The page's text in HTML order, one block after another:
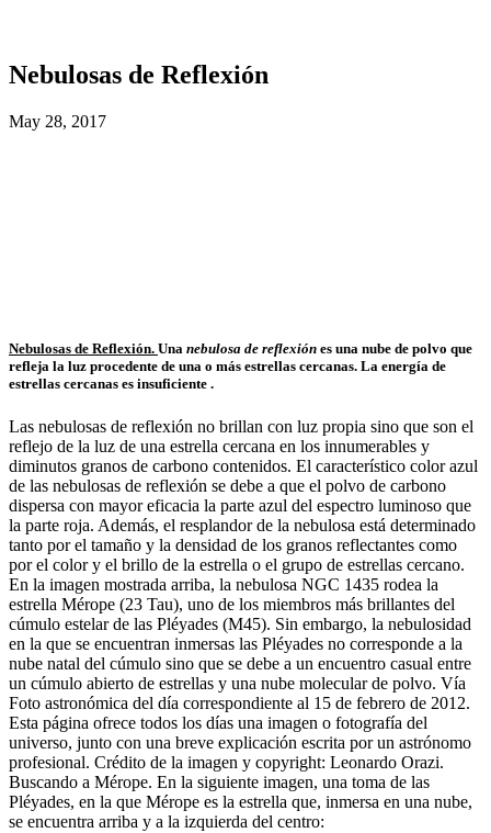
Nebulosas de Reflexión
May 28, 2017
Nebulosas de Reflexión. Una nebulosa de reflexión es una nube de polvo que
refleja la luz procedente de una o más estrellas cercanas. La energía de
estrellas cercanas es insuficiente .
Las nebulosas de reflexión no brillan con luz propia sino que son el
reflejo de la luz de una estrella cercana en los innumerables y
diminutos granos de carbono contenidos. El característico color azul
de las nebulosas de reflexión se debe a que el polvo de carbono
dispersa con mayor eficacia la parte azul del espectro luminoso que
la parte roja. Además, el resplandor de la nebulosa está determinado
tanto por el tamaño y la densidad de los granos reflectantes como
por el color y el brillo de la estrella o el grupo de estrellas cercano.
En la imagen mostrada arriba, la nebulosa NGC 1435 rodea la
estrella Mérope (23 Tau), uno de los miembros más brillantes del
cúmulo estelar de las Pléyades (M45). Sin embargo, la nebulosidad
en la que se encuentran inmersas las Pléyades no corresponde a la
nube natal del cúmulo sino que se debe a un encuentro casual entre
un cúmulo abierto de estrellas y una nube molecular de polvo. Vía
Foto astronómica del día correspondiente al 15 de febrero de 2012.
Esta página ofrece todos los días una imagen o fotografía del
universo, junto con una breve explicación escrita por un astrónomo
profesional. Crédito de la imagen y copyright: Leonardo Orazi.
Buscando a Mérope. En la siguiente imagen, una toma de las
Pléyades, en la que Mérope es la estrella que, inmersa en una nube,
se encuentra arriba y a la izquierda del centro: